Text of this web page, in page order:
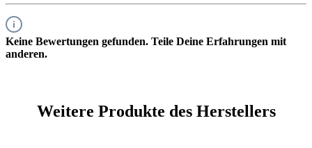
Keine Bewertungen gefunden. Teile Deine Erfahrungen mit
anderen.
Weitere Produkte des Herstellers